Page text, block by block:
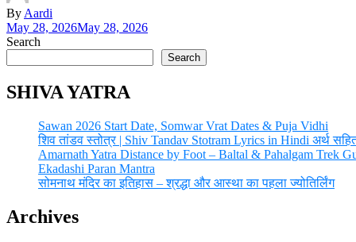
By Aardi
May 28, 2026May 28, 2026
Search
Search
SHIVA YATRA
Sawan 2026 Start Date, Somwar Vrat Dates & Puja Vidhi
शिव तांडव स्तोत्र | Shiv Tandav Stotram Lyrics in Hindi अर्थ
Amarnath Yatra Distance by Foot – Baltal & Pahalgam Trek
Ekadashi Paran Mantra
सोमनाथ मंदिर का इतिहास – श्रद्धा और आस्था का पहला ज्योतिर्लिंग
Archives